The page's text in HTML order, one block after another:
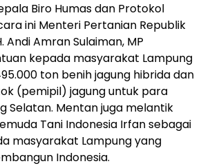
Biro Humas dan Protokol
ini Menteri Pertanian Republik
Andi Amran Sulaiman, MP
kepada masyarakat Lampung
ton benih jagung hibrida dan
(pemipil) jagung untuk para
Selatan. Mentan juga melantik
Tani Indonesia Irfan sebagai
masyarakat Lampung yang
Indonesia.